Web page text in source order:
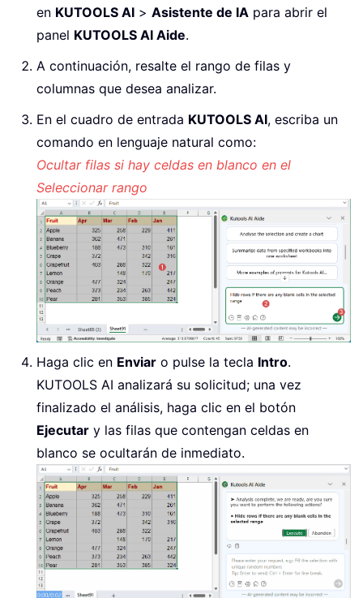
en KUTOOLS AI > Asistente de IA para abrir el
panel KUTOOLS AI Aide.
A continuación, resalte el rango de filas y
columnas que desea analizar.
En el cuadro de entrada KUTOOLS AI, escriba un
comando en lenguaje natural como:
Ocultar filas si hay celdas en blanco en el
Seleccionar rango
Haga clic en Enviar o pulse la tecla Intro.
KUTOOLS AI analizará su solicitud; una vez
finalizado el análisis, haga clic en el botón
Ejecutar y las filas que contengan celdas en
blanco se ocultarán de inmediato.